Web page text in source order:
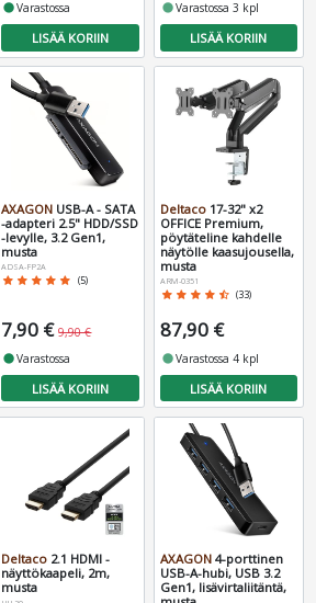
fiber_manual_recordVarastossa
LISÄÄ KORIIN
fiber_manual_recordVarastossa 3 kpl
LISÄÄ KORIIN
AXAGON USB-A - SATA
-adapteri 2.5" HDD/SSD
-levylle, 3.2 Gen1,
musta
ADSA-FP2A
star star star star star (5)
7,90 € 9,90 €
fiber_manual_recordVarastossa
LISÄÄ KORIIN
Deltaco17-32" x2
OFFICE Premium,
pöytäteline kahdelle
näytölle kaasujousella,
musta
ARM-0351
star star star star star_half (33)
87,90 €
fiber_manual_recordVarastossa 4 kpl
LISÄÄ KORIIN
Deltaco 2.1 HDMI -
näyttökaapeli, 2m,
musta
AXAGON4-porttinen
USB-A-hubi, USB 3.2
Gen1, lisävirtaliitäntä,